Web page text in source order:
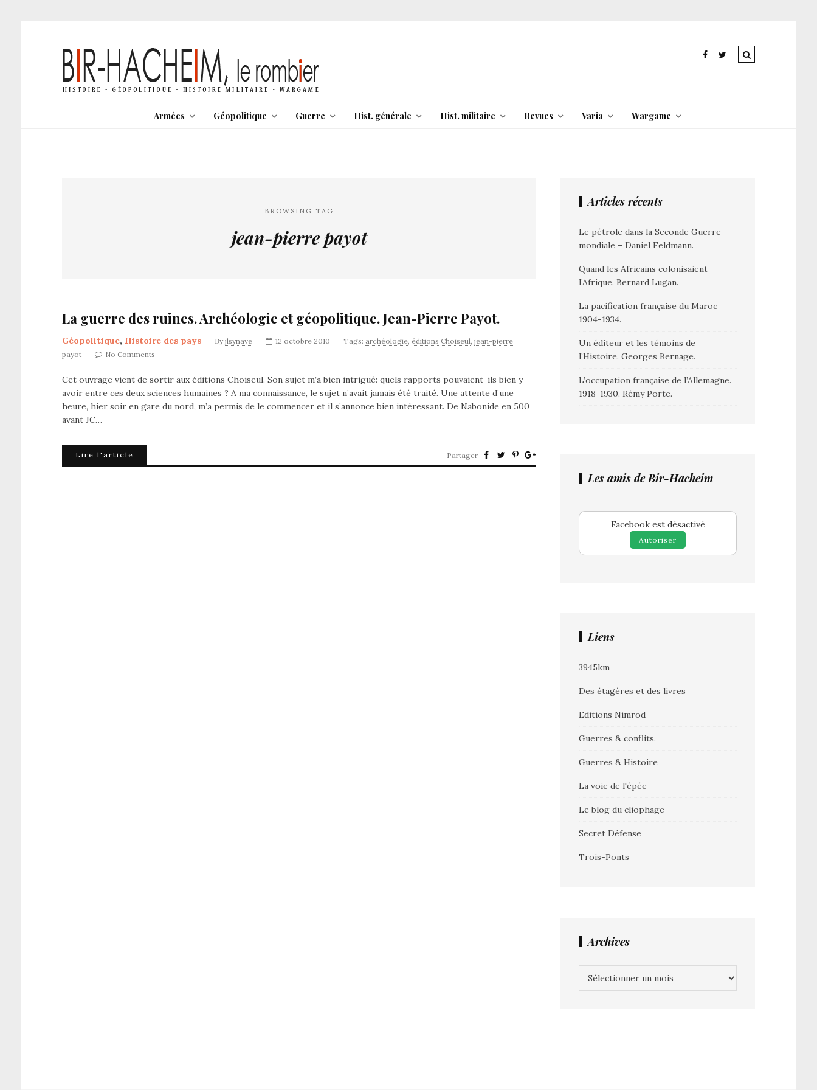
Armées Géopolitique Guerre Hist. générale Hist. militaire Revues Varia Wargame
BROWSING TAG
jean-pierre payot
La guerre des ruines. Archéologie et géopolitique. Jean-Pierre Payot.
Géopolitique, Histoire des pays By jlsynave 12 octobre 2010 Tags: archéologie, éditions Choiseul, jean-pierre
payot
No Comments
Cet ouvrage vient de sortir aux éditions Choiseul. Son sujet m’a bien intrigué: quels rapports pouvaient-ils bien y
avoir entre ces deux sciences humaines ? A ma connaissance, le sujet n’avait jamais été traité. Une attente d’une
heure, hier soir en gare du nord, m’a permis de le commencer et il s’annonce bien intéressant. De Nabonide en 500
avant JC…
Lire l'article Partager
Articles récents
Le pétrole dans la Seconde Guerre
mondiale – Daniel Feldmann.
Quand les Africains colonisaient
l’Afrique. Bernard Lugan.
La pacification française du Maroc
1904-1934.
Un éditeur et les témoins de
l’Histoire. Georges Bernage.
L’occupation française de l’Allemagne.
1918-1930. Rémy Porte.
Les amis de Bir-Hacheim
Facebook est désactivé
Autoriser
Liens
3945km
Des étagères et des livres
Editions Nimrod
Guerres & conflits.
Guerres & Histoire
La voie de l'épée
Le blog du cliophage
Secret Défense
Trois-Ponts
Archives